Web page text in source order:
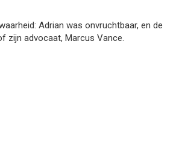
Adrian was onvruchtbaar, en de
zijn advocaat, Marcus Vance.